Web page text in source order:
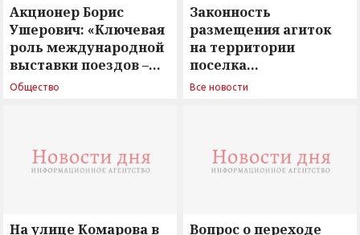
Акционер Борис
Ушерович: «Ключевая
роль международной
выставки поездов –
поиск ответов на
Общество
Законность
размещения агиток
на территории
поселка
Новосергиевка
Все новости
На улице Комарова в
Вопрос о переходе